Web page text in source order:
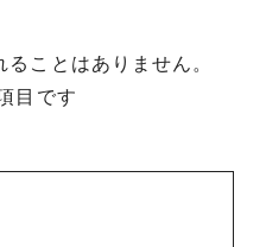
ことはありません。
目です